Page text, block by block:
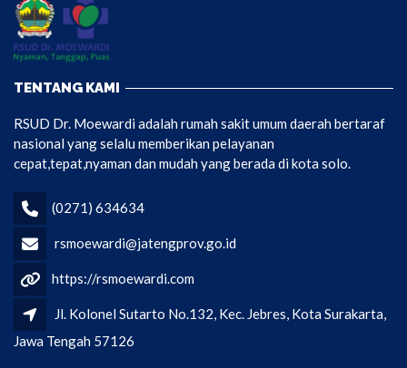
TENTANG KAMI
RSUD Dr. Moewardi adalah rumah sakit umum daerah bertaraf
nasional yang selalu memberikan pelayanan
cepat,tepat,nyaman dan mudah yang berada di kota solo.
(0271) 634634
rsmoewardi@jatengprov.go.id
https://rsmoewardi.com
Jl. Kolonel Sutarto No.132, Kec. Jebres, Kota Surakarta,
Jawa Tengah 57126